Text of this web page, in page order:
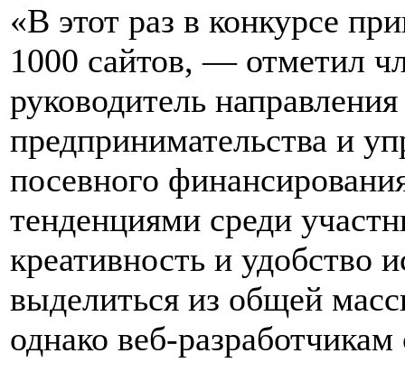
«В этот раз в конкурсе
1000 сайтов, — отметил
руководитель
предпринимательства и
посевного
тенденциями среди
креативность и удобство
выделиться из общей
однако веб-